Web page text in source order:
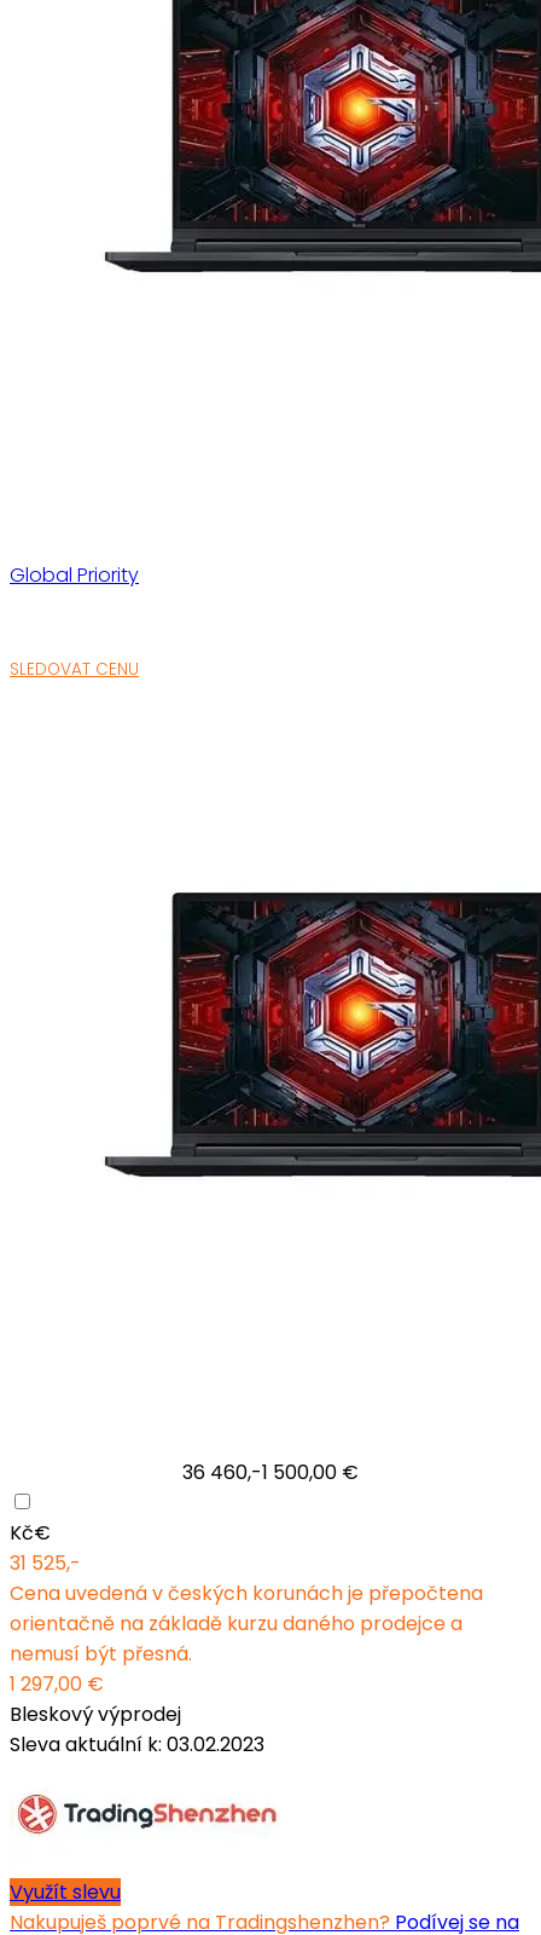
Global Priority
SLEDOVAT CENU
36 460,-1 500,00 €
Kč€
31 525,-
Cena uvedená v českých korunách je přepočtena
orientačně na základě kurzu daného prodejce a
nemusí být přesná.
1 297,00 €
Bleskový výprodej
Sleva aktuální k: 03.02.2023
Využít slevu
Nakupuješ poprvé na Tradingshenzhen? Podívej se na